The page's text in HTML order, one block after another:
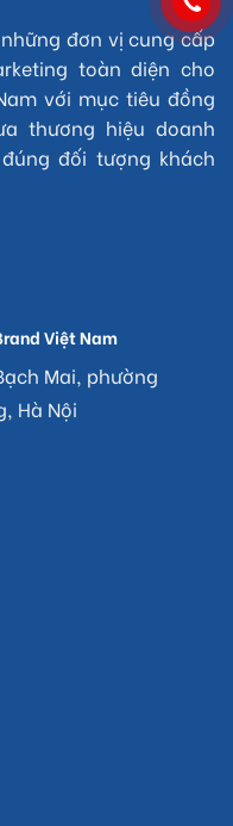
đơn vị cung cấp
toàn diện cho
với mục tiêu đồng
thương hiệu doanh
đối tượng khách
Việt Nam
Mai, phường
Hà Nội